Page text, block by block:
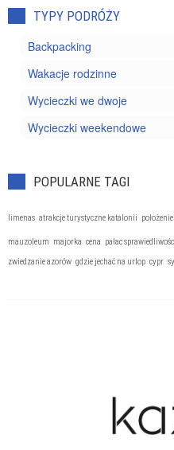
TYPY PODRÓŻY
Backpacking
Wakacje rodzinne
Wycieczki we dwoje
Wycieczki weekendowe
POPULARNE TAGI
limenas atrakcje turystyczne katalonii
mauzoleum majorka cena pałac
zwiedzanie azorów gdzie jechać na urlop cypr